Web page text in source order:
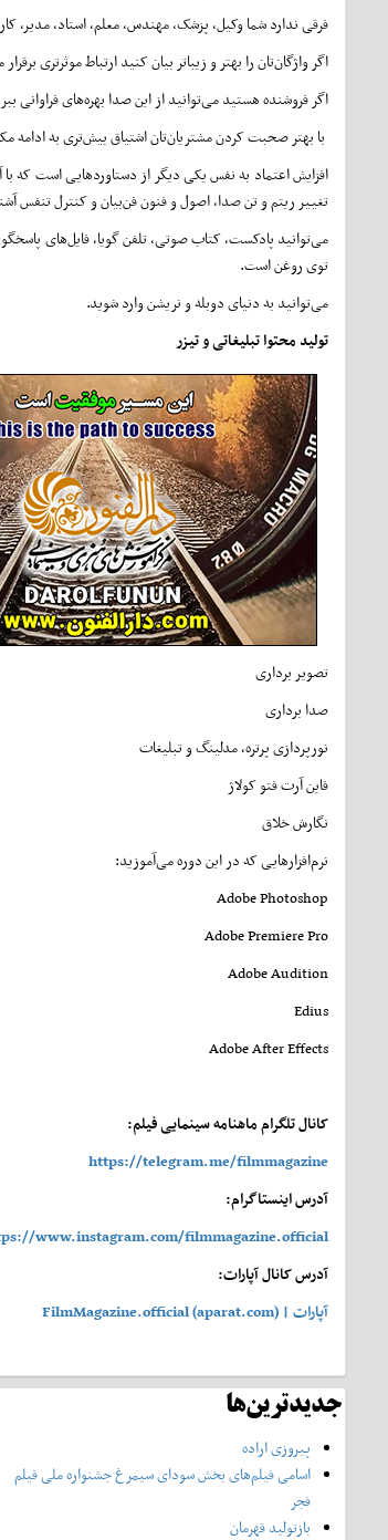
فرقی ندارد شما وکیل، پزشک، مهندس، معلم، استاد، مدیر،
اگر واژگان‌تان را بهتر و زیباتر بیان کنید ارتباط موثرتری
اگر فروشنده هستید می‌توانید از این صدا بهره‌های فراوانی
با بهتر صحبت کردن مشتریان‌تان اشتیاق بیش‌تری به ادامه
افزایش اعتماد به نفس یکی دیگر از دستاوردهایی است که
تغییر ریتم و تن صدا، اصول و فنون فن‌بیان و کنترل تنفس
می‌توانید پادکست، کتاب صوتی، تلفن گویا، فایل‌های
توی روغن است.
می‌توانید به دنیای دوبله و نریشن وارد شوید.
تولید محتوا تبلیغاتی و تیزر
تصویر برداری
صدا برداری
نورپردازی پرتره، مدلینگ و تبلیغات
فاین آرت فتو کولاژ
نگارش خلاق
نرم‌افزارهایی که در این دوره می‌آموزید:
Adobe Photoshop
Adobe Premiere Pro
Adobe Audition
Edius
Adobe After Effects
کانال تلگرام ماهنامه سینمایی فیلم:
https://telegram.me/filmmagazine
آدرس اینستاگرام:
www.instagram.com/filmmagazine.official
آدرس کانال آپارات:
آپارات | FilmMagazine.official (aparat.com)
جدیدترین‌ها
پیروزی اراده
اسامی فیلم‌های بخش سودای سیمرغ جشنواره‌ ملی فیلم
فجر
بازتولید قهرمان